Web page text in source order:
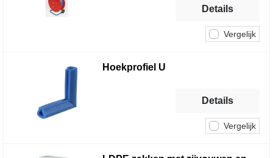
Vergelijk
Details
Hoekprofiel U
Vergelijk
Details